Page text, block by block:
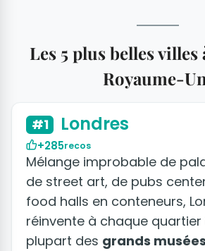
Les 5 plus belles villes
Royaume-
#1 Londres
+285recos
Mélange improbable de
de street art, de pubs
food halls en conteneurs,
réinvente à chaque quartier
plupart des grands